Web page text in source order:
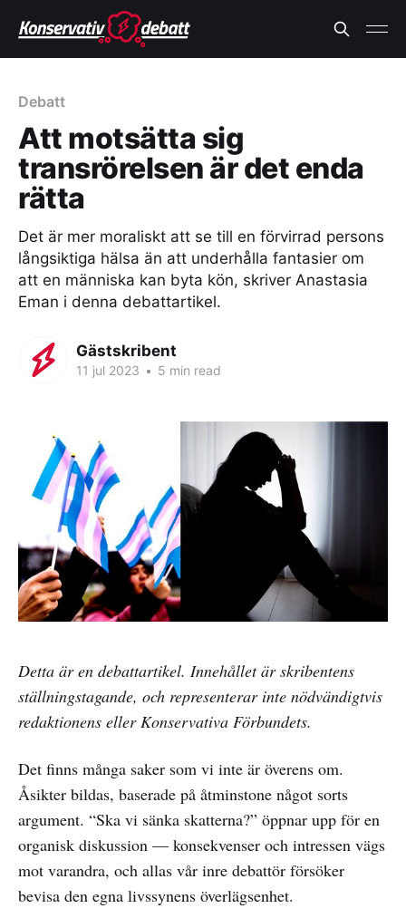
Debatt
Att motsätta sig
transrörelsen är det enda
rätta
Det är mer moraliskt att se till en förvirrad persons
långsiktiga hälsa än att underhålla fantasier om
att en människa kan byta kön, skriver Anastasia
Eman i denna debattartikel.
Gästskribent
11 jul 2023 • 5 min read
Detta är en debattartikel. Innehållet är skribentens
ställningstagande, och representerar inte nödvändigtvis
redaktionens eller Konservativa Förbundets.
Det finns många saker som vi inte är överens om.
Åsikter bildas, baserade på åtminstone något sorts
argument. “Ska vi sänka skatterna?” öppnar upp för en
organisk diskussion — konsekvenser och intressen vägs
mot varandra, och allas vår inre debattör försöker
bevisa den egna livssynens överlägsenhet.